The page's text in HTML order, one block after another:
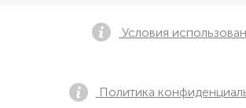
Условия
Политика